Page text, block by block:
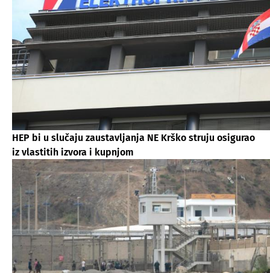
HEP bi u slučaju zaustavljanja NE Krško struju osigurao
iz vlastitih izvora i kupnjom